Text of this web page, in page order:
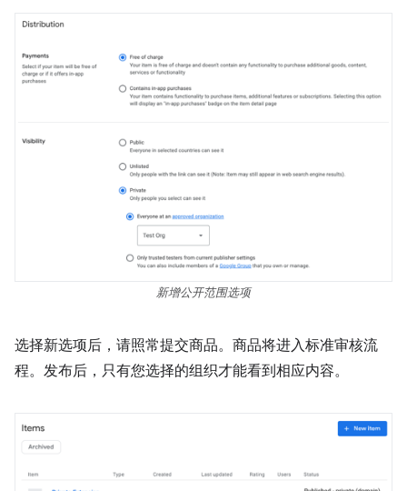
新增公开范围选项
选择新选项后，请照常提交商品。商品将进入标准审核流
程。发布后，只有您选择的组织才能看到相应内容。